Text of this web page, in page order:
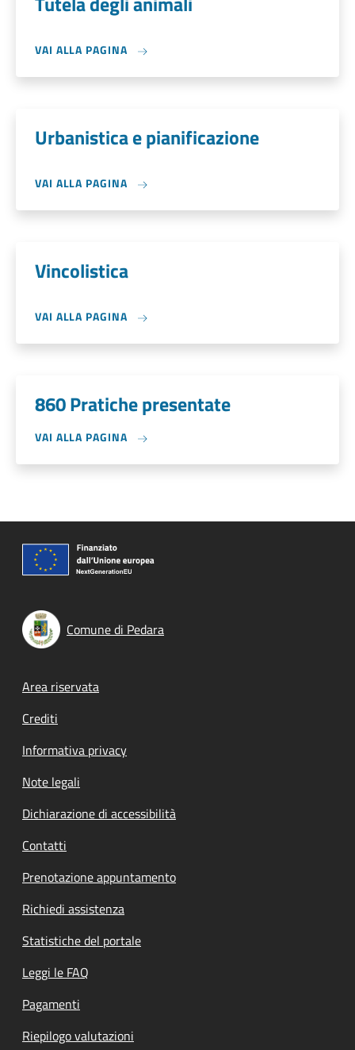
VAI ALLA PAGINA
Urbanistica e pianificazione
VAI ALLA PAGINA
Vincolistica
VAI ALLA PAGINA
860 Pratiche presentate
VAI ALLA PAGINA
Comune di Pedara
Footer menu
Area riservata
Crediti
Informativa privacy
Note legali
Dichiarazione di accessibilità
Contatti
Prenotazione appuntamento
Richiedi assistenza
Statistiche del portale
Leggi le FAQ
Pagamenti
Riepilogo valutazioni